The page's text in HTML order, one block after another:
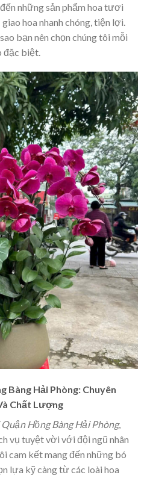
những sản phẩm hoa tươi
hoa nhanh chóng, tiện lợi.
bạn nên chọn chúng tôi mỗi
đặc biệt.
Bàng Hải Phòng: Chuyên
Chất Lượng
Hồng Bàng Hải Phòng,
vụ tuyệt vời với đội ngũ nhân
cam kết mang đến những bó
lựa kỹ càng từ các loài hoa